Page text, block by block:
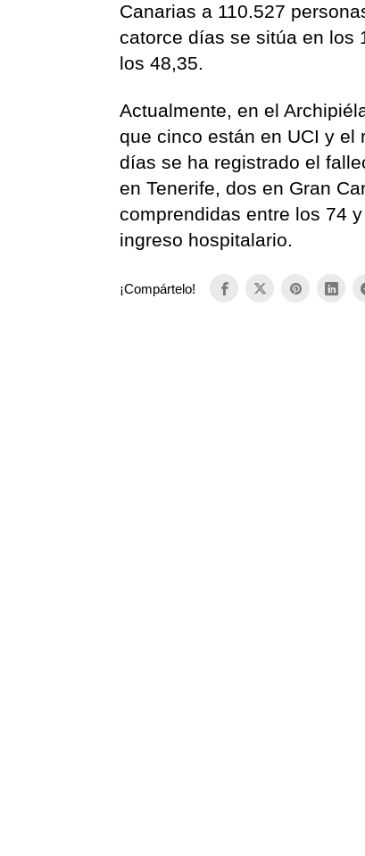
Canarias a 110.527
catorce días se sitúa en los
los 48,35.
Actualmente, en el
que cinco están en UCI y el
días se ha registrado el
en Tenerife, dos en Gran
comprendidas entre los 74
ingreso hospitalario.
¡Compártelo!